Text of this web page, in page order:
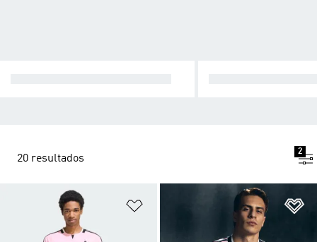
20 resultados
2
Añadir a la lista de deseos